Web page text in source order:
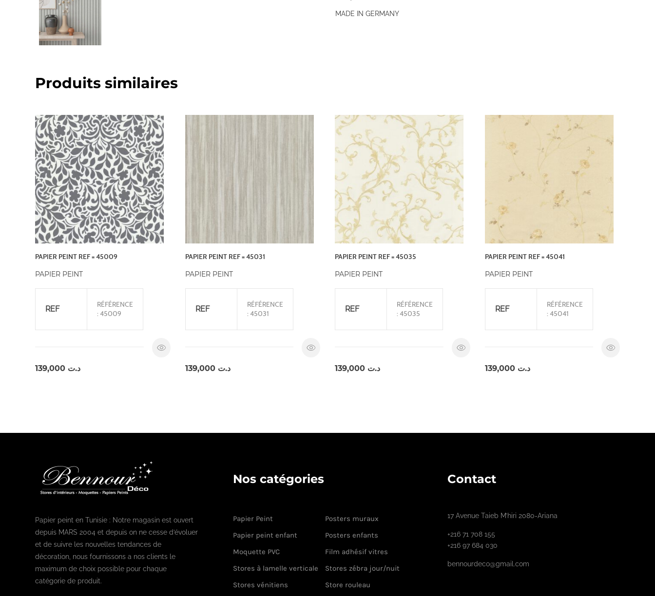
MADE IN GERMANY
Produits similaires
PAPIER PEINT REF = 45009
PAPIER PEINT
REF
RÉFÉRENCE
: 45009
د.ت
PAPIER PEINT REF = 45031
PAPIER PEINT
REF
RÉFÉRENCE
: 45031
د.ت 139,000
PAPIER PEINT REF = 45035
PAPIER PEINT
REF
RÉFÉRENCE
: 45035
د.ت
PAPIER PEINT REF = 45041
PAPIER PEINT
REF
RÉFÉRENCE
: 45041
د.ت 139,000
Papier peint en Tunisie : Notre magasin est ouvert
depuis MARS 2004 et depuis on ne cesse d’évoluer
et de suivre les nouvelles tendances de
décoration, nous fournissons a nos clients le
maximum de choix possible pour chaque
catégorie de produit.
Nos catégories
Papier Peint
Posters muraux
Papier peint enfant
Posters enfants
Moquette PVC
Film adhésif vitres
Stores à lamelle verticale
Stores zébra jour/nuit
Stores vénitiens
Store rouleau
Contact
17 Avenue Taieb M’hiri 2080-Ariana
+216 71 708 155
+216 97 684 030
bennourdeco@gmail.com